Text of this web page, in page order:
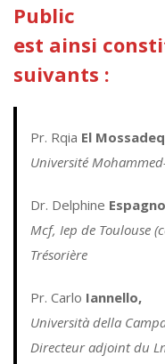
Public
est ainsi
suivants :
Pr. Rqia El Mossadeq
Université
Dr. Delphine Espagno
Mcf, Iep de Toulouse
Trésorière
Pr. Carlo Iannello,
Università della
Directeur adjoint du